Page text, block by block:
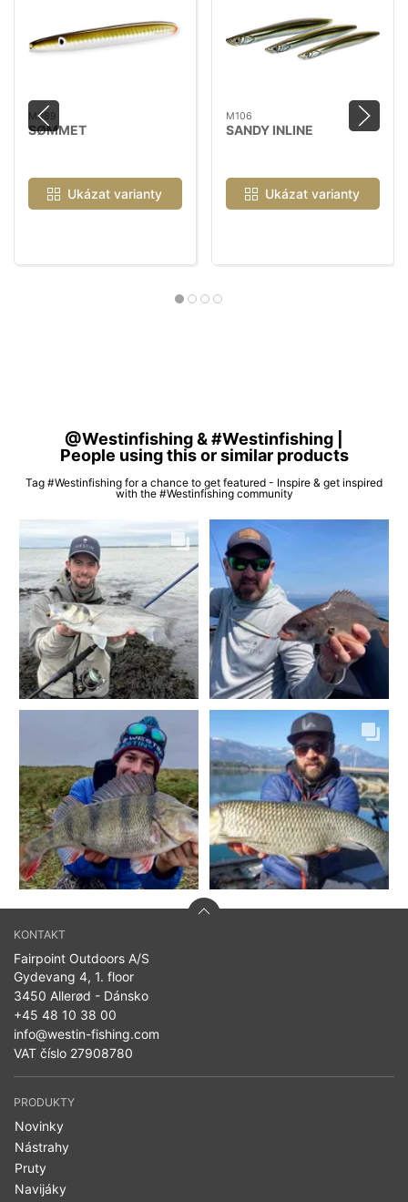
M089
SØMMET
Ukázat varianty
M106
SANDY INLINE
Ukázat varianty
@Westinfishing & #Westinfishing |
People using this or similar products
Tag #Westinfishing for a chance to get featured - Inspire & get inspired
with the #Westinfishing community
KONTAKT
Fairpoint Outdoors A/S
Gydevang 4, 1. floor
3450 Allerød - Dánsko
+45 48 10 38 00
info@westin-fishing.com
VAT číslo 27908780
PRODUKTY
Novinky
Nástrahy
Pruty
Navijáky